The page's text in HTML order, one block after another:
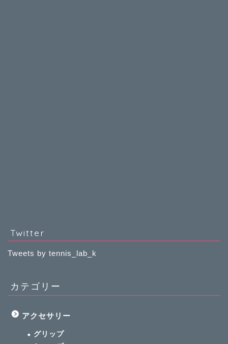
Twitter
Tweets by tennis_lab_k
カテゴリー
アクセサリー
グリップ